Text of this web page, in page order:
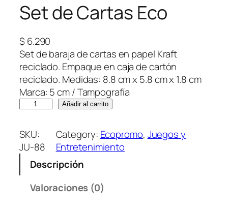
Set de Cartas Eco
$ 6.290
Set de baraja de cartas en papel Kraft
reciclado. Empaque en caja de cartón
reciclado. Medidas: 8.8 cm x 5.8 cm x 1.8 cm
Marca: 5 cm / Tampografía
t
d
e
Añadir al carrito
SKU:
JU-88
Category: Ecopromo, Juegos y
Entretenimiento
Descripción
Valoraciones (0)